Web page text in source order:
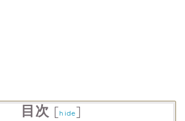
目次 [hide]